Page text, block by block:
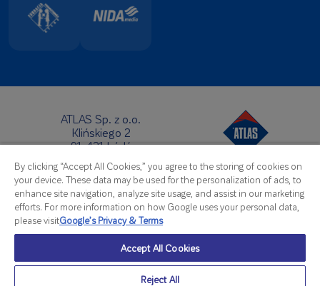
ATLAS Sp. z o.o.
Klińskiego 2
91-421 Łódź
Headquarters:
Telephone: +48 42 631 88 00
Fax: +48 42 631 88 88
E-Mail: atlas@atlas.com.pl
Export Office:
Telephone:+48 42 714 07 92
Fax: +48 42 714 08 07
export@atlas.com.pl
By clicking “Accept All Cookies,” you agree to the storing of cookies on
your device. These data may be used for the personalization of ads, to
enhance site navigation, analyze site usage, and assist in our marketing
efforts. For more information on how Google uses your personal data,
please visitGoogle’s Privacy & Terms
Accept All Cookies
Reject All